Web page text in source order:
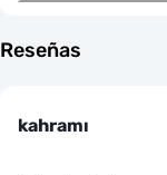
Reseñas
kahramı